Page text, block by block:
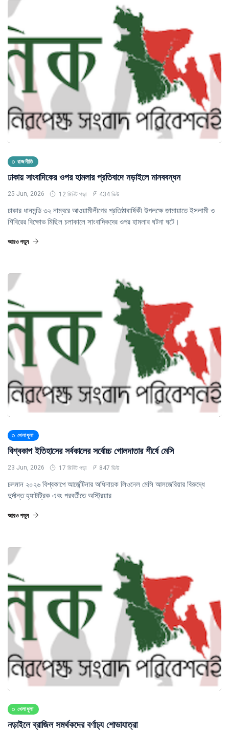
রাজনীতি
ঢাকায় সাংবাদিকের ওপর হামলার প্রতিবাদে নড়াইলে মানববন্ধন
25 Jun, 2026 12 মিনিট পড়া 434 ভিউ
ঢাকার ধানমন্ডি ৩২ নাম্বরে আওয়ামীলীগের প্রতিষ্ঠাবার্ষিকী উপলক্ষে জামায়াতে ইসলামী ও
শিবিরের বিক্ষোভ মিছিল চলাকালে সাংবাদিকদের ওপর হামলার ঘটনা ঘটে।
আরও পড়ুন
খেলাধুলা
বিশ্বকাপ ইতিহাসের সর্বকালের সর্বোচ্চ গোলদাতার শীর্ষে মেসি
23 Jun, 2026 17 মিনিট পড়া 847 ভিউ
চলমান ২০২৬ বিশ্বকাপে আর্জেন্টিনার অধিনায়ক লিওনেল মেসি আলজেরিয়ার বিরুদ্ধে
দুর্দান্ত হ্যাটট্রিক এবং পরবর্তীতে অস্ট্রিয়ার
আরও পড়ুন
খেলাধুলা
নড়াইলে ব্রাজিল সমর্থকদের বর্ণাঢ্য শোভাযাত্রা